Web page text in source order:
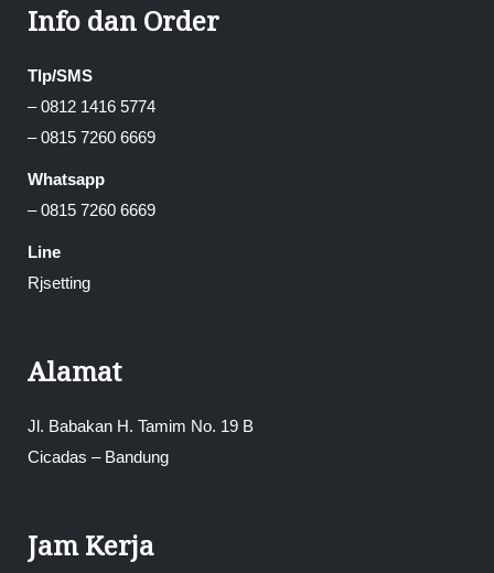
Info dan Order
Tlp/SMS
– 0812 1416 5774
– 0815 7260 6669
Whatsapp
– 0815 7260 6669
Line
Rjsetting
Alamat
Jl. Babakan H. Tamim No. 19 B
Cicadas – Bandung
Jam Kerja